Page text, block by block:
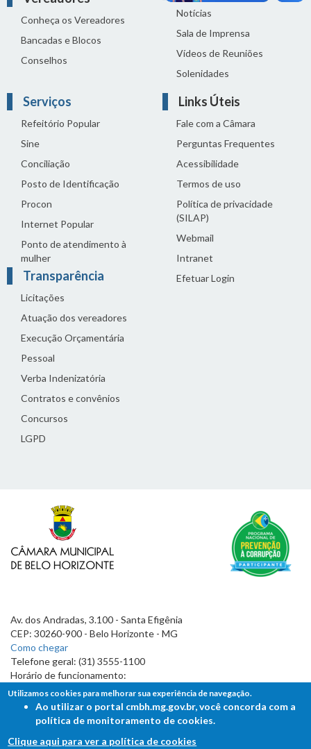
Conheça os Vereadores
Bancadas e Blocos
Conselhos
Notícias
Sala de Imprensa
Vídeos de Reuniões
Solenidades
Serviços
Refeitório Popular
Sine
Conciliação
Posto de Identificação
Procon
Internet Popular
Ponto de atendimento à
mulher
Transparência
Licitações
Atuação dos vereadores
Execução Orçamentária
Pessoal
Verba Indenizatória
Contratos e convênios
Concursos
LGPD
Links Úteis
Fale com a Câmara
Perguntas Frequentes
Acessibilidade
Termos de uso
Política de privacidade
(SILAP)
Webmail
Intranet
Efetuar Login
Av. dos Andradas, 3.100 - Santa Efigênia
CEP: 30260-900 - Belo Horizonte - MG
Como chegar
Telefone geral: (31) 3555-1100
Horário de funcionamento:
7h às 19h
Utilizamos cookies para melhorar sua experiência de navegação.
Ao utilizar o portal cmbh.mg.gov.br, você concorda com a
política de monitoramento de cookies.
Clique aqui para ver a política de cookies